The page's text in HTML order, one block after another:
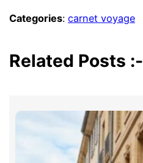
Categories:carnet voyage
Related Posts :-